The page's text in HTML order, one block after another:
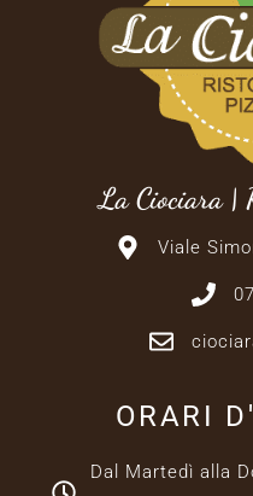
La Ciociara |
Viale
ORARI
Dal Martedì alla